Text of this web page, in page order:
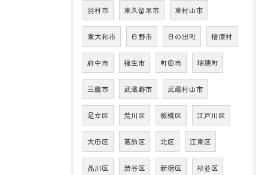
羽村市 東久留米市 東村山市
東大和市 日野市 日の出町 檜原村
府中市 福生市 町田市 瑞穂町
三鷹市 武蔵野市 武蔵村山市
足立区 荒川区 板橋区 江戸川区
大田区 葛飾区 北区 江東区
品川区 渋谷区 新宿区 杉並区